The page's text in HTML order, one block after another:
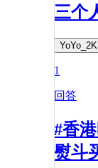
三个
1
回答
#香
熨斗